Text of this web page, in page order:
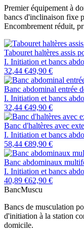
Premier équipement à
bancs d'inclinaison fixe
Encombrement réduit,
Tabouret haltères assis
I. Initiation et bancs
32,44 €49,90 €
Banc abdominal entrée
I. Initiation et bancs
32,44 €49,90 €
Banc d'haltères avec
I. Initiation et bancs
58,44 €89,90 €
Banc abdominaux
I. Initiation et bancs
40,89 €62,90 €
BancMuscu
Bancs de musculation
d'initiation à la station
domicile.